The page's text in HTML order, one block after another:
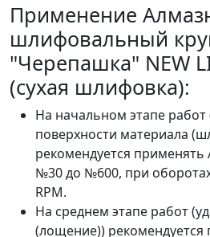
Применение
шлифовальный
"Черепашка" NEW
(сухая шлифовка):
На начальном этапе
поверхности материала
рекомендуется
№30 до №600, при
RPM.
На среднем этапе работ
(лощение))